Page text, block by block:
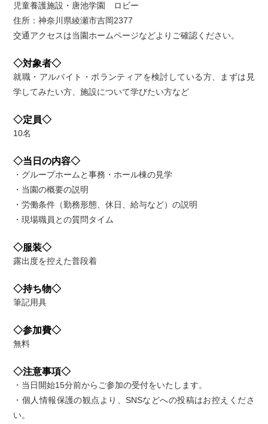
児童養護施設・唐池学園 ロビー
住所：神奈川県綾瀬市吉岡2377
交通アクセスは当園ホームページなどよりご確認ください。
◇対象者◇
就職・アルバイト・ボランティアを検討している方、まずは見
学してみたい方、施設について学びたい方など
◇定員◇
10名
◇当日の内容◇
・グループホームと事務・ホール棟の見学
・当園の概要の説明
・労働条件（勤務形態、休日、給与など）の説明
・現場職員との質問タイム
◇服装◇
露出度を控えた普段着
◇持ち物◇
筆記用具
◇参加費◇
無料
◇注意事項◇
・当日開始15分前からご参加の受付をいたします。
・個人情報保護の観点より、SNSなどへの投稿はお控えくださ
い。